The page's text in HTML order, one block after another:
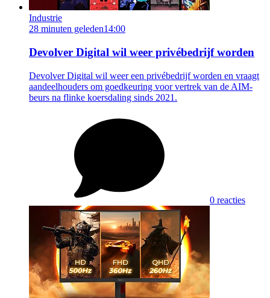
Industrie
28 minuten geleden14:00
Devolver Digital wil weer privébedrijf worden
Devolver Digital wil weer een privébedrijf worden en vraagt
aandeelhouders om goedkeuring voor vertrek van de AIM-
beurs na flinke koersdaling sinds 2021.
0 reacties